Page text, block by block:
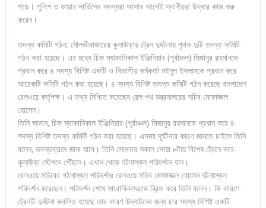
পড়ে। পুলিশ ও ফায়ার সার্ভিসের সদস্যরা আসার আগেই স্থানীয়রা উদ্ধার কাজ শুরু
করেন।
তদন্ত কমিটি গঠন: মৌলভীবাজারের কুলাউড়ায় ট্রেন দুর্ঘটনায় পৃথক দুটি তদন্ত কমিটি
গঠন করা হয়েছে। এর মধ্যে চিফ ম্যাকানিকাল ইঞ্জিনিয়ার (পূর্বাঞ্চল) মিজানুর রহমানকে
প্রধান করে ৪ সদস্য বিশিষ্ট একটি ও বিভাগীয় কর্মকর্তা মইনুল ইসলামকে প্রধান করে
আরেকটি কমিটি গঠন করা হয়েছে। ৪ সদস্য বিশিষ্ট তদন্ত কমিটি গঠন করেছে বাংলাদেশ
রেলওয়ে কর্তৃপক্ষ। এ তথ্য নিশ্চিত করেছেন রেল পথ মন্ত্রনালয়ের সচিব মোফাজ্জল
হোসেন।
তিনি জানান, চিফ ম্যাকানিকাল ইঞ্জিনিয়ার (পূর্বাঞ্চল) মিজানুর রহমানকে প্রধান করে ৪
সদস্য বিশিষ্ট তদন্ত কমিটি গঠন করা হয়েছে। এসময় দূর্ঘটনার কারণ জানতে চাইলে তিনি
বলেন, তদন্তক্রমে জানা যাবে। তিনি সোমবার সকাল সোয়া ৮টায় বিশেষ ট্রেনে করে
কুলাউড়া স্টেশনে পৌঁছান। এখান থেকে ঘটনাস্থল পরিদর্শনে যান।
রেলওয়ে সচিবের গঠনাস্থল পরিদর্শনঃ রেলওয়ে সচিব মোফাজ্জল হোসেন ঘটনাস্থল
পরিদর্শন করেছেন। পরিদর্শন শেষে সাংবাবিকদেরকে ব্রিফ করে তিনি বলেন। কি কারণে
ট্রেনটি দুর্ঘটনা কবলিত হয়েছে তার কারণ উদঘাটনের জন্য চার সদস্য বিশিষ্ট একটি